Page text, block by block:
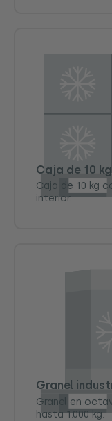
Caja de 10 kg
Caja de 10 kg
interior.
Granel
Granel en
hasta 1.000 kg.